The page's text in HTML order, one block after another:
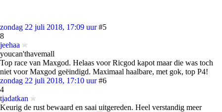
zondag 22 juli 2018, 17:09 uur #5
8
jeehaa
youcan'thavemall
Top race van Maxgod. Helaas voor Ricgod kapot maar die was toch
niet voor Maxgod geëindigd. Maximaal haalbare, met gok, top P4!
zondag 22 juli 2018, 17:10 uur #6
4
tjadatkan
Keurig de rust bewaard en saai uitgereden. Heel verstandig meer